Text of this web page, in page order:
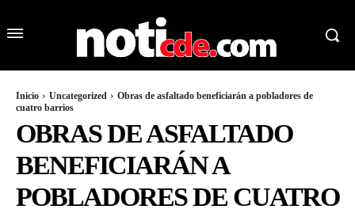
Inicio Uncategorized
Obras de asfaltado beneficiarán a pobladores de
cuatro barrios
OBRAS DE ASFALTADO
BENEFICIARÁN A
POBLADORES DE CUATRO